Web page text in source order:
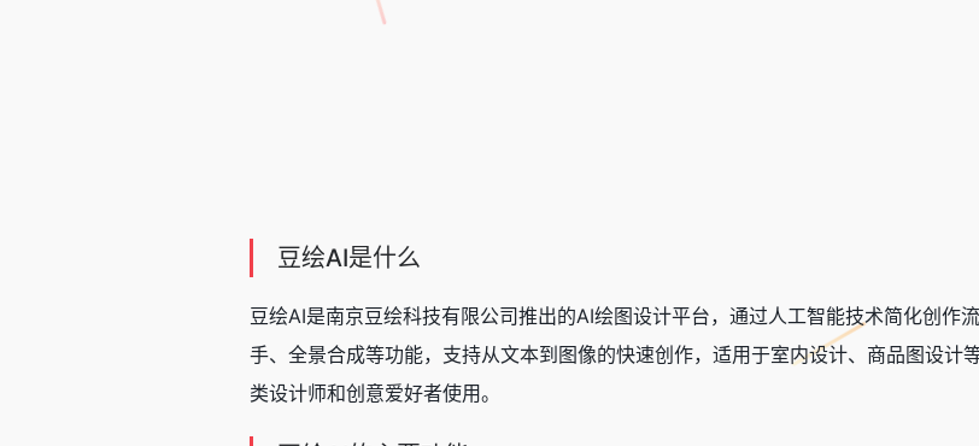
豆绘AI是什么
豆绘AI是南京豆绘科技有限公司推出的AI绘图设计平台，通过人工智能技术简化创作
手、全景合成等功能，支持从文本到图像的快速创作，适用于室内设计、商品图设
类设计师和创意爱好者使用。